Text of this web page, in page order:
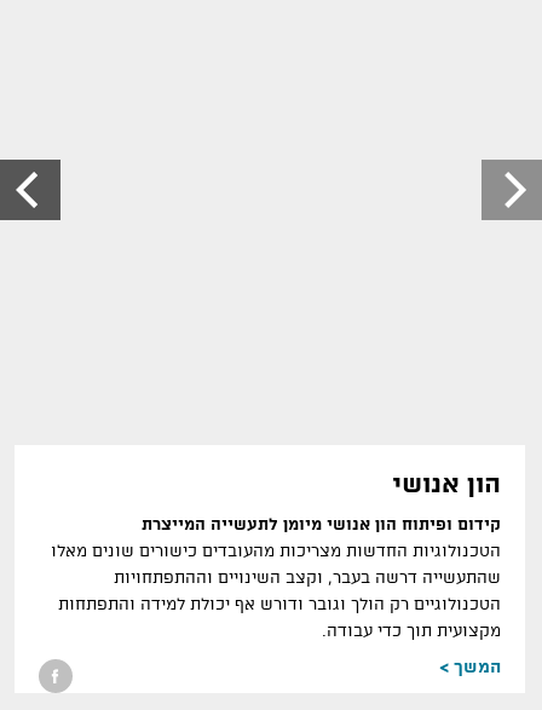
הון אנושי
קידום ופיתוח הון אנושי מיומן לתעשייה המייצרת
הטכנולוגיות החדשות מצריכות מהעובדים כישורים שונים מאלו
שהתעשייה דרשה בעבר, וקצב השינויים וההתפתחויות
הטכנולוגיים רק הולך וגובר ודורש אף יכולת למידה והתפתחות
מקצועית תוך כדי עבודה.
המשך